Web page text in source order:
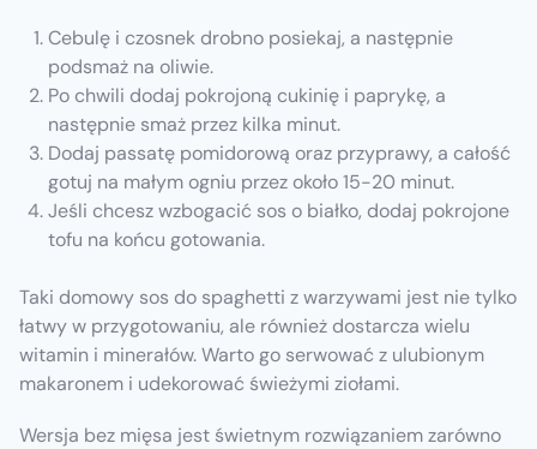
Cebulę i czosnek drobno posiekaj, a następnie
podsmaż na oliwie.
Po chwili dodaj pokrojoną cukinię i paprykę, a
następnie smaż przez kilka minut.
Dodaj passatę pomidorową oraz przyprawy, a całość
gotuj na małym ogniu przez około 15-20 minut.
Jeśli chcesz wzbogacić sos o białko, dodaj pokrojone
tofu na końcu gotowania.
Taki domowy sos do spaghetti z warzywami jest nie tylko
łatwy w przygotowaniu, ale również dostarcza wielu
witamin i minerałów. Warto go serwować z ulubionym
makaronem i udekorować świeżymi ziołami.
Wersja bez mięsa jest świetnym rozwiązaniem zarówno